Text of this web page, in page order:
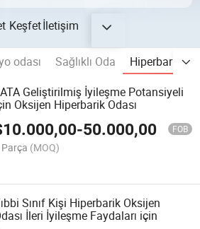
Keşfetİletişim
odası Sağlıklı Oda
Hiperbarik
Geliştirilmiş İyileşme Potansiyeli
Oksijen Hiperbarik Odası
10.000,00-50.000,00 FOB
Parça (MOQ)
Sınıf Kişi Hiperbarik Oksijen
İleri İyileşme Faydaları için